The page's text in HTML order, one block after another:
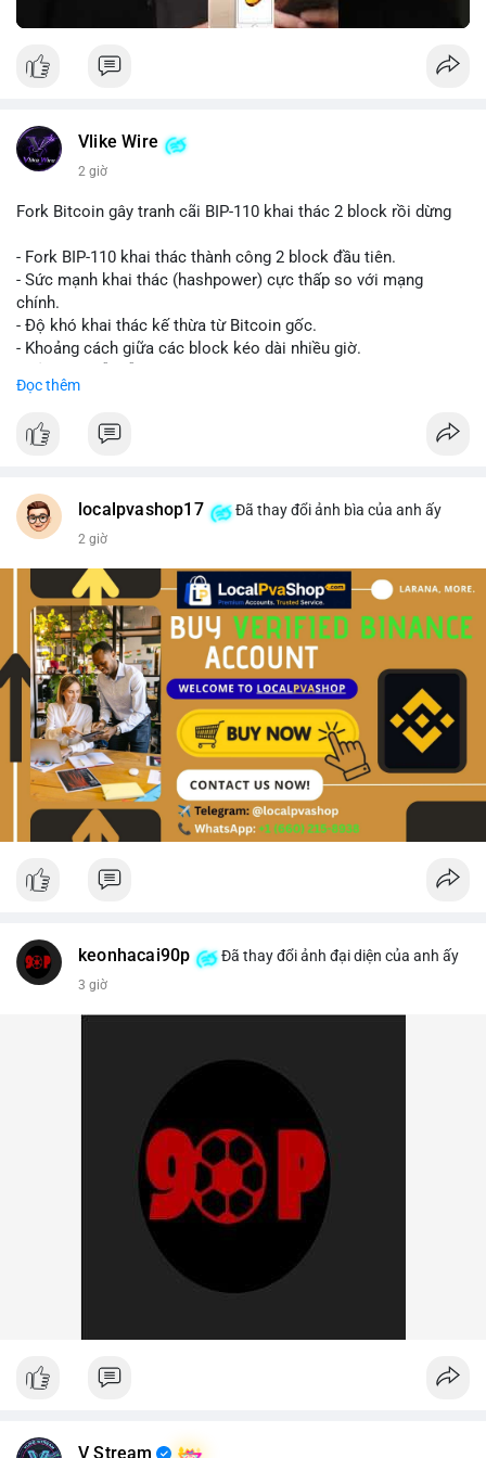
Vlike Wire
2 giờ
Fork Bitcoin gây tranh cãi BIP-110 khai thác 2 block rồi dừng
- Fork BIP-110 khai thác thành công 2 block đầu tiên.
- Sức mạnh khai thác (hashpower) cực thấp so với mạng
chính.
- Độ khó khai thác kế thừa từ Bitcoin gốc.
- Khoảng cách giữa các block kéo dài nhiều giờ.
#vlikevn #titanbot
Đọc thêm
localpvashop17 Đã thay đổi ảnh bìa của anh ấy
2 giờ
keonhacai90p Đã thay đổi ảnh đại diện của anh ấy
3 giờ
V Stream